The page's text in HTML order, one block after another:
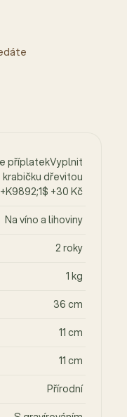
příplatekVyplnit
krabičku dřevitou
+30 Kč
Na víno a lihoviny
2 roky
1 kg
36 cm
11 cm
11 cm
Přírodní